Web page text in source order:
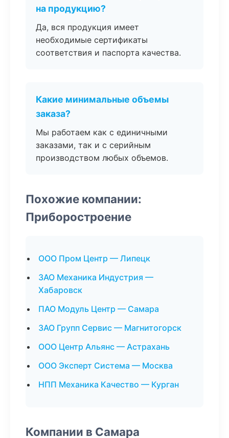
на продукцию?
Да, вся продукция имеет
необходимые сертификаты
соответствия и паспорта качества.
Какие минимальные объемы
заказа?
Мы работаем как с единичными
заказами, так и с серийным
производством любых объемов.
Похожие компании:
Приборостроение
ООО Пром Центр — Липецк
ЗАО Механика Индустрия —
Хабаровск
ПАО Модуль Центр — Самара
ЗАО Групп Сервис — Магнитогорск
ООО Центр Альянс — Астрахань
ООО Эксперт Система — Москва
НПП Механика Качество — Курган
Компании в Самара